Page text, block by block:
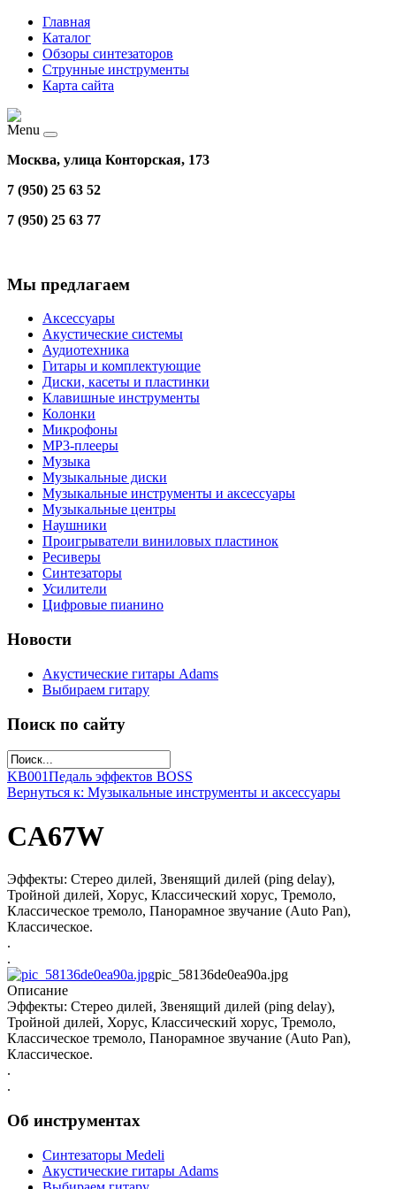
Главная
Каталог
Обзоры синтезаторов
Струнные инструменты
Карта сайта
Menu
Москва, улица Конторская, 173
7 (950) 25 63 52
7 (950) 25 63 77
Мы предлагаем
Аксессуары
Акустические системы
Аудиотехника
Гитары и комплектующие
Диски, касеты и пластинки
Клавишные инструменты
Колонки
Микрофоны
МР3-плееры
Музыка
Музыкальные диски
Музыкальные инструменты и аксессуары
Музыкальные центры
Наушники
Проигрыватели виниловых пластинок
Ресиверы
Синтезаторы
Усилители
Цифровые пианино
Новости
Акустические гитары Adams
Выбираем гитару
Поиск по сайту
KB001Педаль эффектов BOSS
Вернуться к: Музыкальные инструменты и аксессуары
CA67W
Эффекты: Стерео дилей, Звенящий дилей (ping delay),
Тройной дилей, Хорус, Классический хорус, Тремоло,
Классическое тремоло, Панорамное звучание (Auto Pan),
Классическое.
.
.
pic_58136de0ea90a.jpg
Описание
Эффекты: Стерео дилей, Звенящий дилей (ping delay),
Тройной дилей, Хорус, Классический хорус, Тремоло,
Классическое тремоло, Панорамное звучание (Auto Pan),
Классическое.
.
.
Об инструментах
Синтезаторы Мedeli
Акустические гитары Adams